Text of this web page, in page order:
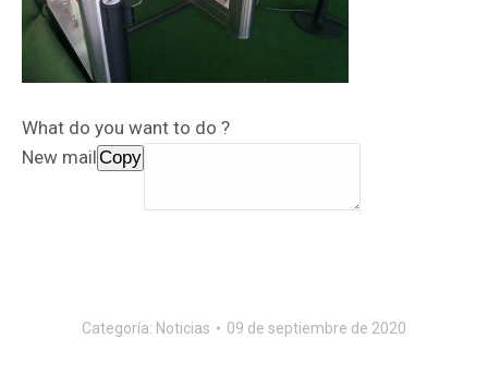
What do you want to do ?
New mailCopy
Categoría: Noticias 09 de septiembre de 2020